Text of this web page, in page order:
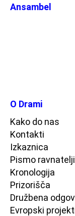
Ansambel
O Drami
Kako do nas
Kontakti
Izkaznica
Pismo
Kronologija
Prizorišča
Družbena
Evropski